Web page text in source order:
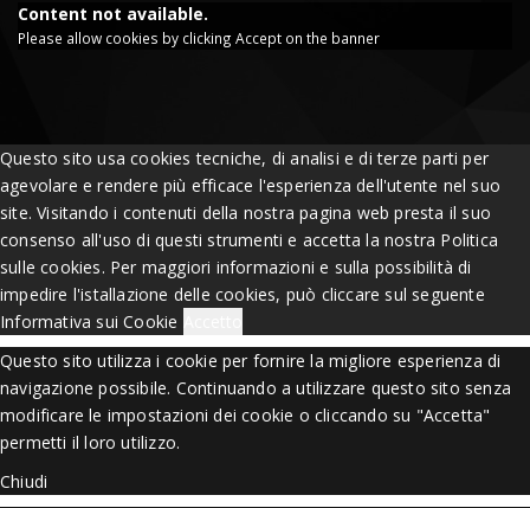
Content not available.
Please allow cookies by clicking Accept on the banner
Questo sito usa cookies tecniche, di analisi e di terze parti per
agevolare e rendere più efficace l'esperienza dell'utente nel suo
site. Visitando i contenuti della nostra pagina web presta il suo
consenso all'uso di questi strumenti e accetta la nostra Politica
sulle cookies. Per maggiori informazioni e sulla possibilità di
impedire l'istallazione delle cookies, può cliccare sul seguente
Informativa sui Cookie
Questo sito utilizza i cookie per fornire la migliore esperienza di
navigazione possibile. Continuando a utilizzare questo sito senza
modificare le impostazioni dei cookie o cliccando su "Accetta"
permetti il loro utilizzo.
Chiudi